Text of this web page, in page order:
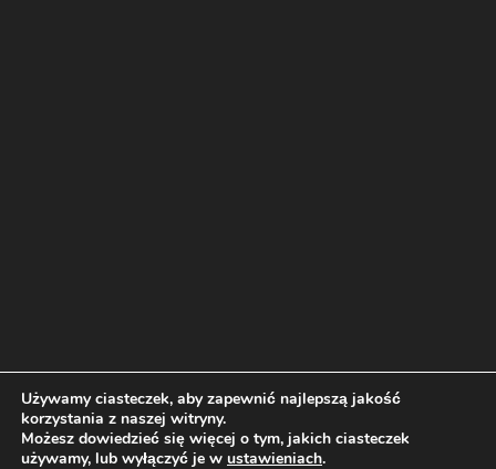
Używamy ciasteczek, aby zapewnić najlepszą jakość
korzystania z naszej witryny.
Możesz dowiedzieć się więcej o tym, jakich ciasteczek
używamy, lub wyłączyć je w ustawieniach.